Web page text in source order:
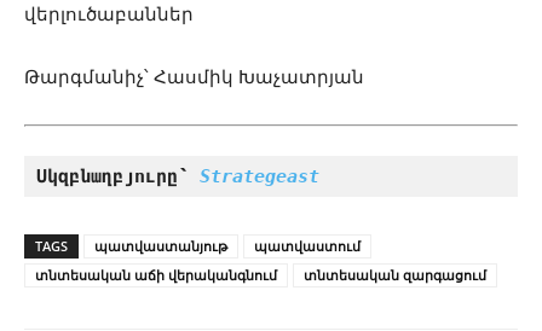
վերլուծաբաններ
Թարգմանիչ՝ Հասմիկ Խաչատրյան
Սկզբնաղբյուրը՝ Strategeast
TAGS պատվաստանյութ
պատվաստում
տնտեսական աճի վերականգնում
տնտեսական զարգացում